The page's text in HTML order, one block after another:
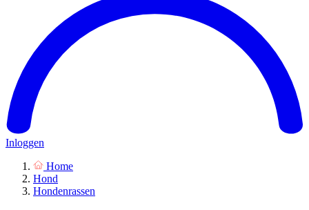
Inloggen
Home
Hond
Hondenrassen